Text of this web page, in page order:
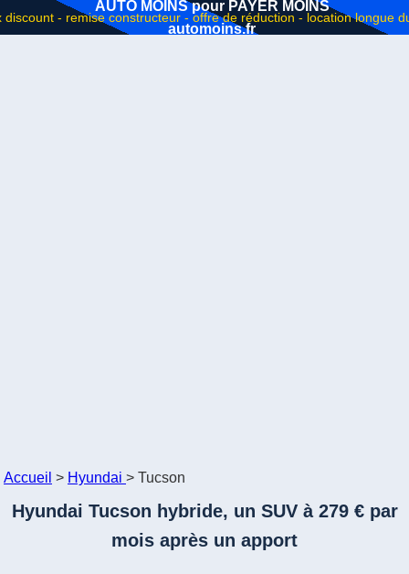
AUTO MOINS pour PAYER MOINS
automoins.fr
Accueil > Hyundai > Tucson
Hyundai Tucson hybride, un SUV à 279 € par
mois après un apport